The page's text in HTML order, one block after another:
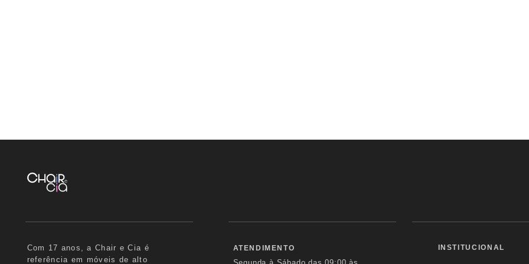
Com 17 anos, a Chair e Cia é
referência em móveis de alto
ATENDIMENTO
Segunda à Sábado das09:00 às
INSTITUCIONAL